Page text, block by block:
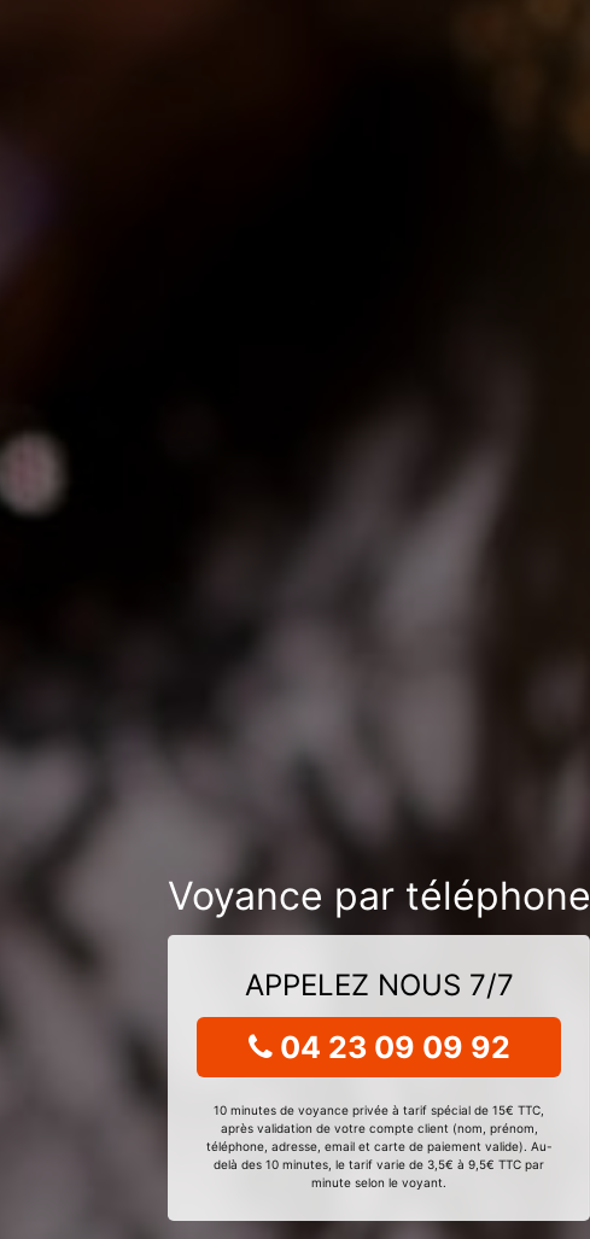
Voyance par téléphone
APPELEZ NOUS 7/7
04 23 09 09 92
10 minutes de voyance privée à tarif spécial de 15€ TTC,
après validation de votre compte client (nom, prénom,
téléphone, adresse, email et carte de paiement valide). Au-
delà des 10 minutes, le tarif varie de 3,5€ à 9,5€ TTC par
minute selon le voyant.